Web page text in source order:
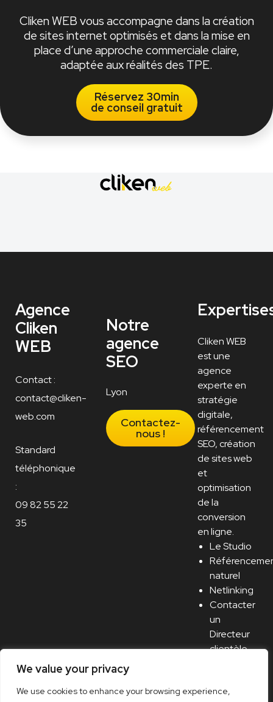
We value your privacy
We use cookies to enhance your browsing experience,
Cliken WEB vous accompagne dans la création
de sites internet optimisés et dans la mise en
place d’une approche commerciale claire,
adaptée aux réalités des TPE.
Réservez 30min
de conseil gratuit
Agence
Cliken
WEB
Contact :
contact@cliken-
web.com
Standard
téléphonique
:
09 82 55 22
35
Notre
agence
SEO
Lyon
Contactez-
nous !
Cliken WEB
est une
agence
experte en
stratégie
digitale,
référencement
SEO, création
de sites web
et
optimisation
de la
conversion
en ligne.
Le Studio
naturel
Netlinking
Contacter
un
Directeur
clientèle